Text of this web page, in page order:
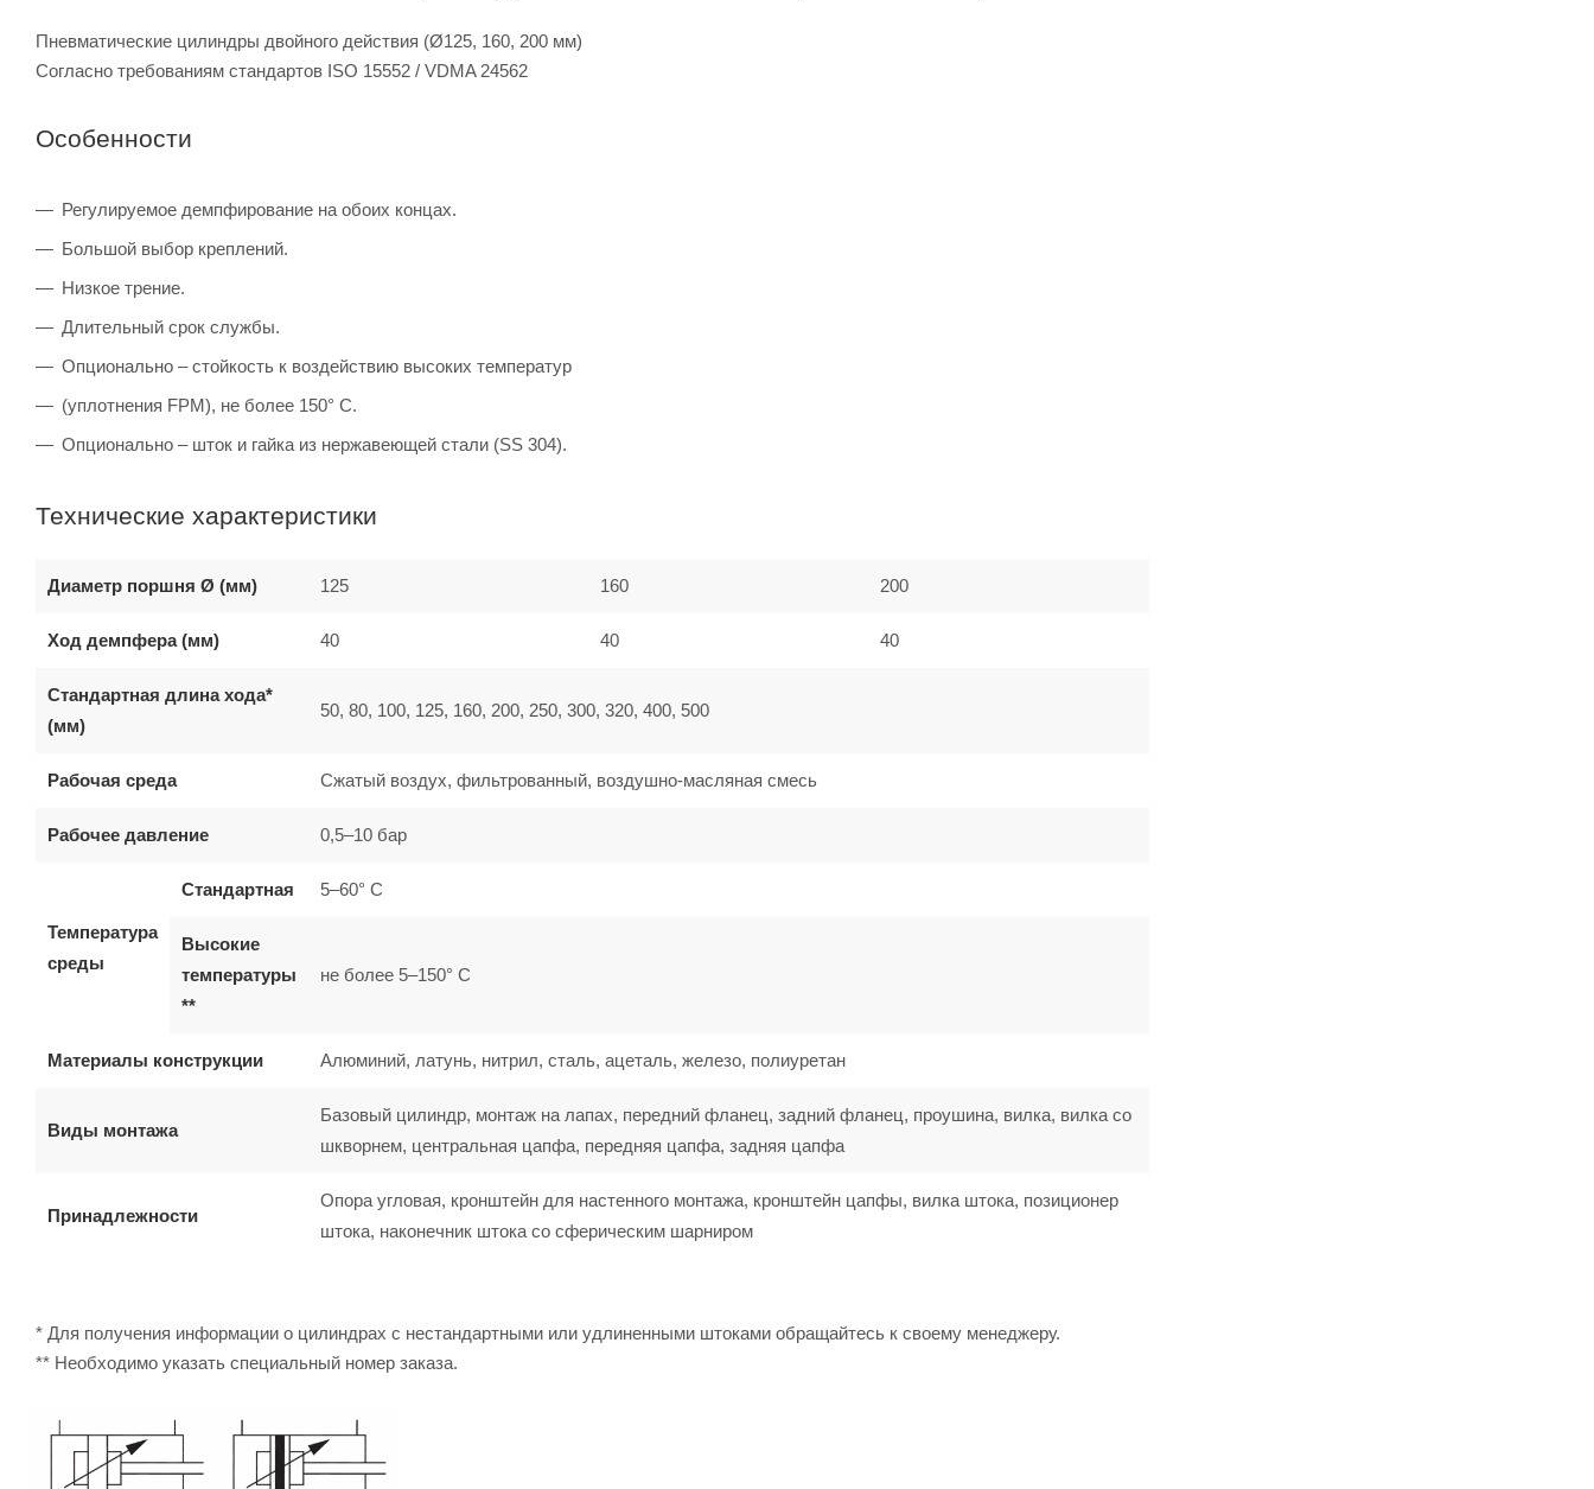
Пневматические цилиндры двойного действия (Ø125, 160, 200 мм)
Согласно требованиям стандартов ISO 15552 / VDMA 24562
Особенности
Регулируемое демпфирование на обоих концах.
Большой выбор креплений.
Низкое трение.
Длительный срок службы.
Опционально – стойкость к воздействию высоких температур
(уплотнения FPM), не более 150° C.
Опционально – шток и гайка из нержавеющей стали (SS 304).
Технические характеристики
Диаметр поршня Ø (мм) 125 160 200
Ход демпфера (мм) 40 40 40
Стандартная длина хода*
(мм)
50, 80, 100, 125, 160, 200, 250, 300, 320, 400, 500
Рабочая среда Сжатый воздух, фильтрованный, воздушно-масляная смесь
Рабочее давление 0,5–10 бар
Температура
среды
Стандартная 5–60° C
Высокие
температуры
**
не более 5–150° C
Материалы конструкции Алюминий, латунь, нитрил, сталь, ацеталь, железо, полиуретан
Виды монтажа
Базовый цилиндр, монтаж на лапах, передний фланец, задний фланец, проушина, вилка, вилка со
шкворнем, центральная цапфа, передняя цапфа, задняя цапфа
Принадлежности
Опора угловая, кронштейн для настенного монтажа, кронштейн цапфы, вилка штока, позиционер
штока, наконечник штока со сферическим шарниром
* Для получения информации о цилиндрах с нестандартными или удлиненными штоками обращайтесь к своему менеджеру.
** Необходимо указать специальный номер заказа.